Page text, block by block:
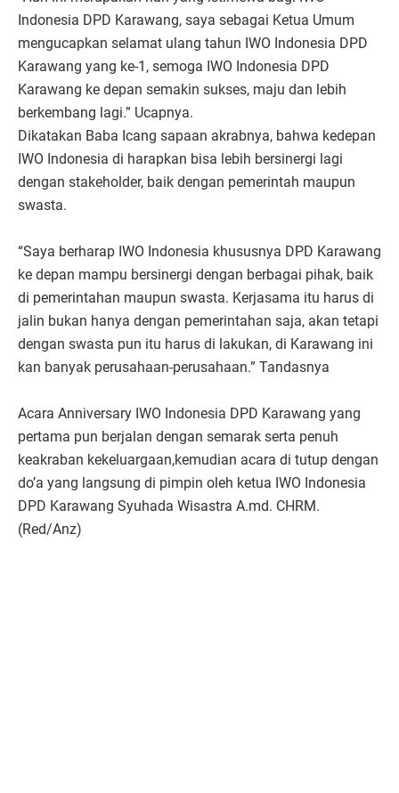
Indonesia DPD Karawang, saya sebagai Ketua Umum
mengucapkan selamat ulang tahun IWO Indonesia DPD
Karawang yang ke-1, semoga IWO Indonesia DPD
Karawang ke depan semakin sukses, maju dan lebih
berkembang lagi.” Ucapnya.
Dikatakan Baba Icang sapaan akrabnya, bahwa kedepan
IWO Indonesia di harapkan bisa lebih bersinergi lagi
dengan stakeholder, baik dengan pemerintah maupun
swasta.
“Saya berharap IWO Indonesia khususnya DPD Karawang
ke depan mampu bersinergi dengan berbagai pihak, baik
di pemerintahan maupun swasta. Kerjasama itu harus di
jalin bukan hanya dengan pemerintahan saja, akan tetapi
dengan swasta pun itu harus di lakukan, di Karawang ini
kan banyak perusahaan-perusahaan.” Tandasnya
Acara Anniversary IWO Indonesia DPD Karawang yang
pertama pun berjalan dengan semarak serta penuh
keakraban kekeluargaan,kemudian acara di tutup dengan
do’a yang langsung di pimpin oleh ketua IWO Indonesia
DPD Karawang Syuhada Wisastra A.md. CHRM.
(Red/Anz)